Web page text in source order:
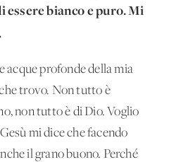
bianco e puro. Mi
acque profonde della mia
trovo. Non tutto è
non tutto è di Dio. Voglio
mi dice che facendo
il grano buono. Perché